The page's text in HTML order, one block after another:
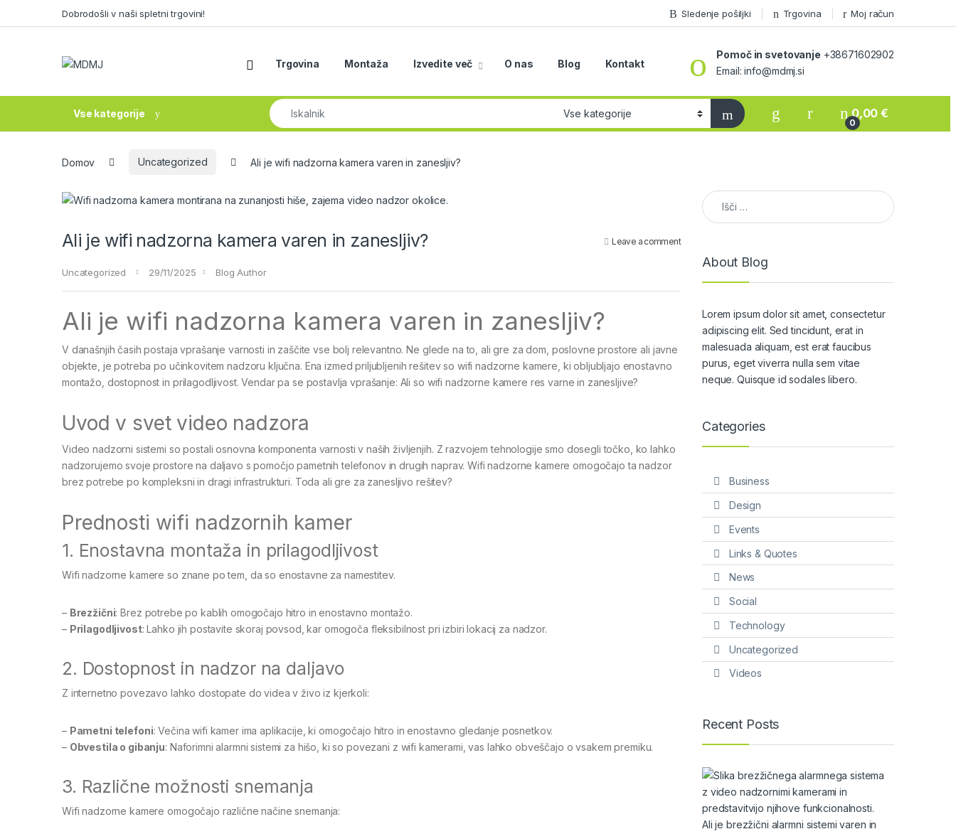
Dobrodošli v naši spletni trgovini! Sledenje pošiljki Trgovina Moj račun
Trgovina Montaža Izvedite več O nas Blog Kontakt
Pomoč in svetovanje +38671602902
Email: info@mdmj.si
Vse kategorije
Search for:
0
0,00€
Domov Uncategorized Ali je wifi nadzorna kamera varen in zanesljiv?
Ali je wifi nadzorna kamera varen in zanesljiv? Leave a comment
Uncategorized 29/11/2025 Blog Author
Ali je wifi nadzorna kamera varen in zanesljiv?
V današnjih časih postaja vprašanje varnosti in zaščite vse bolj relevantno. Ne glede na to, ali gre za dom, poslovne prostore ali javne
objekte, je potreba po učinkovitem nadzoru ključna. Ena izmed priljubljenih rešitev so wifi nadzorne kamere, ki obljubljajo enostavno
montažo, dostopnost in prilagodljivost. Vendar pa se postavlja vprašanje: Ali so wifi nadzorne kamere res varne in zanesljive?
Uvod v svet video nadzora
Video nadzorni sistemi so postali osnovna komponenta varnosti v naših življenjih. Z razvojem tehnologije smo dosegli točko, ko lahko
nadzorujemo svoje prostore na daljavo s pomočjo pametnih telefonov in drugih naprav. Wifi nadzorne kamere omogočajo ta nadzor
brez potrebe po kompleksni in dragi infrastrukturi. Toda ali gre za zanesljivo rešitev?
Prednosti wifi nadzornih kamer
1. Enostavna montaža in prilagodljivost
Wifi nadzorne kamere so znane po tem, da so enostavne za namestitev.
– Brezžični: Brez potrebe po kablih omogočajo hitro in enostavno montažo.
– Prilagodljivost: Lahko jih postavite skoraj povsod, kar omogoča fleksibilnost pri izbiri lokacij za nadzor.
2. Dostopnost in nadzor na daljavo
Z internetno povezavo lahko dostopate do videa v živo iz kjerkoli:
– Pametni telefoni: Večina wifi kamer ima aplikacije, ki omogočajo hitro in enostavno gledanje posnetkov.
– Obvestila o gibanju: Naforimni alarmni sistemi za hišo, ki so povezani z wifi kamerami, vas lahko obveščajo o vsakem premiku.
3. Različne možnosti snemanja
Wifi nadzorne kamere omogočajo različne načine snemanja:
Išči:
About Blog
Lorem ipsum dolor sit amet, consectetur
adipiscing elit. Sed tincidunt, erat in
malesuada aliquam, est erat faucibus
purus, eget viverra nulla sem vitae
neque. Quisque id sodales libero.
Categories
Business
Design
Events
Links & Quotes
News
Social
Technology
Uncategorized
Videos
Recent Posts
Ali je brezžični alarmni sistemi varen in